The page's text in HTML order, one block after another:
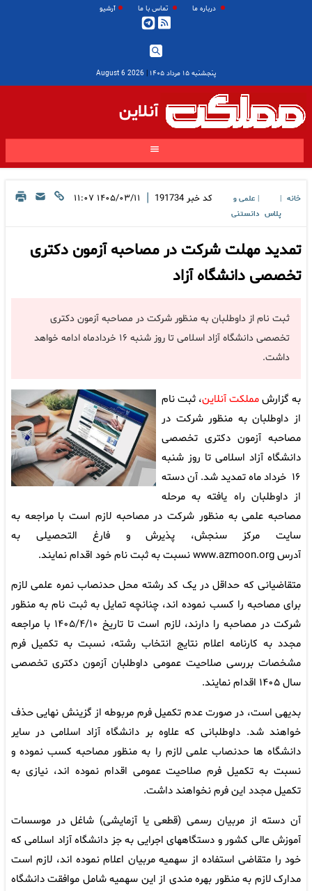
درباره ما تماس با ما آرشیو
پنجشنبه ۱۵ مرداد ۱۴۰۵ |
2026 August 6
آنلاین
خانه
پلاس
علمی و
دانستنی
کد خبر 191734
| ۱۴۰۵/۰۳/۱۱ ۱۱:۰۷
تمدید مهلت شرکت در مصاحبه آزمون دکتری
تخصصی دانشگاه آزاد
ثبت نام از داوطلبان به منظور شرکت در مصاحبه آزمون دکتری
تخصصی دانشگاه آزاد اسلامی تا روز شنبه ۱۶ خردادماه ادامه خواهد
داشت.
به گزارشمملکت آنلاین، ثبت نام
از داوطلبان به منظور شرکت در
مصاحبه آزمون دکتری تخصصی
دانشگاه آزاد اسلامی تا روز شنبه
۱۶ خرداد ماه تمدید شد. آن دسته
از داوطلبان راه یافته به مرحله
مصاحبه علمی به منظور شرکت در مصاحبه لازم است با مراجعه به
سایت مرکز سنجش، پذیرش و فارغ التحصیلی به
آدرسwww.azmoon.orgنسبت به ثبت نام خود اقدام نمایند.
متقاضیانی که حداقل در یک کد رشته محل حدنصاب نمره علمی لازم
برای مصاحبه را کسب نموده اند، چنانچه تمایل به ثبت نام به منظور
شرکت در مصاحبه را دارند، لازم است تا تاریخ ۱۴۰۵/۴/۱۰ با مراجعه
مجدد به کارنامه اعلام نتایج انتخاب رشته، نسبت به تکمیل فرم
مشخصات بررسی صلاحیت عمومی داوطلبان آزمون دکتری تخصصی
سال ۱۴۰۵ اقدام نمایند.
بدیهی است، در صورت عدم تکمیل فرم مربوطه از گزینش نهایی حذف
خواهند شد. داوطلبانی که علاوه بر دانشگاه آزاد اسلامی در سایر
دانشگاه ها حدنصاب علمی لازم را به منظور مصاحبه کسب نموده و
نسبت به تکمیل فرم صلاحیت عمومی اقدام نموده اند، نیازی به
تکمیل مجدد این فرم نخواهند داشت.
آن دسته از مربیان رسمی (قطعی یا آزمایشی) شاغل در موسسات
آموزش عالی کشور و دستگاههای اجرایی به جز دانشگاه آزاد اسلامی که
خود را متقاضی استفاده از سهمیه مربیان اعلام نموده اند، لازم است
مدارک لازم به منظور بهره مندی از این سهمیه شامل موافقت دانشگاه